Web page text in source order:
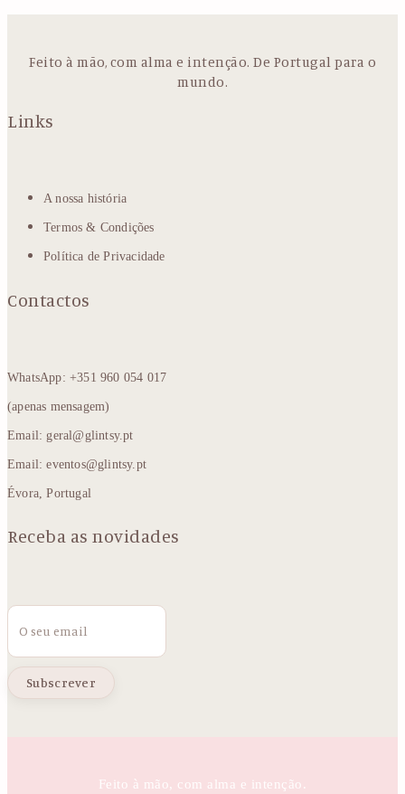
Feito à mão, com alma e intenção. De Portugal para o
mundo.
Links
A nossa história
Termos & Condições
Política de Privacidade
Contactos
WhatsApp: +351 960 054 017
(apenas mensagem)
Email: geral@glintsy.pt
Email: eventos@glintsy.pt
Évora, Portugal
Receba as novidades
Email
Feito à mão, com alma e intenção.